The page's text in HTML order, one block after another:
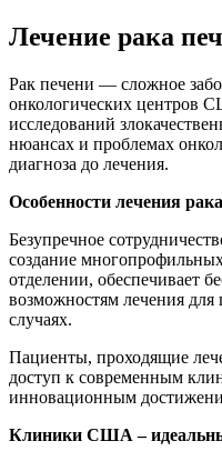
Лечение рака
Рак печени — сложное
онкологических центров
исследований
нюансах и проблемах
диагноза до лечения.
Особенности лечения
Безупречное
создание
отделении, обеспечивает
возможностям лечения
случаях.
Пациенты, проходящие
доступ к современным
инновационным
Клиники США –